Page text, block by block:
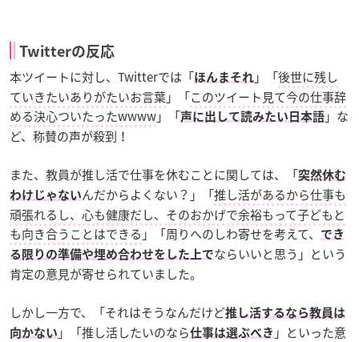
Twitterの反応
本ツイートに対し、Twitterでは「ほんまそれ 」「後世に残し
ていきたいありがたいお言葉」「このツイート見て今の仕事辞
める決心ついたったwwww」「声に出して読みたい日本語 」な
ど、称賛の声が殺到！
また、教員が推し活で仕事を休むことに関しては、「突然休む
わけじゃないんだからよくない？」「推し活があるから仕事も
頑張れるし、心も健康だし、そのおかげで余裕もって子どもと
も向き合うことはできる 」「周りへのしわ寄せを考えて、
でき
る限りの準備や埋め合わせをした上でならいいと思う」という
肯定の意見が寄せられていました。
しかし一方で、「それはそうなんだけど推し活するなら教員は
向かない 」「推し活したいのなら仕事は選ぶべき 」といった意